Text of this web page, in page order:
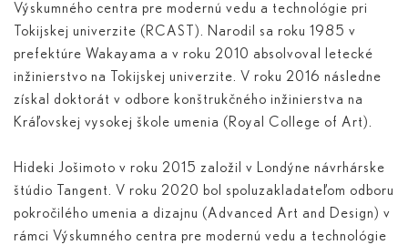
Výskumného centra pre modernú vedu a technológie pri
Tokijskej univerzite (RCAST). Narodil sa roku 1985 v
prefektúre Wakayama a v roku 2010 absolvoval letecké
inžinierstvo na Tokijskej univerzite. V roku 2016 následne
získal doktorát v odbore konštrukčného inžinierstva na
Kráľovskej vysokej škole umenia (Royal College of Art).
Hideki Jošimoto v roku 2015 založil v Londýne návrhárske
štúdio Tangent. V roku 2020 bol spoluzakladateľom odboru
pokročilého umenia a dizajnu (Advanced Art and Design) v
rámci Výskumného centra pre modernú vedu a technológie